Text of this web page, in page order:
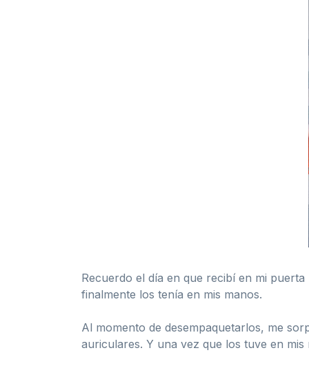
Recuerdo el día en que recibí en mi
finalmente los tenía en mis manos.
Al momento de desempaquetarlos, me
auriculares. Y una vez que los tuve en